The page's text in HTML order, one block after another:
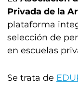
Privada de la
plataforma
selección de
en escuelas
Se trata de